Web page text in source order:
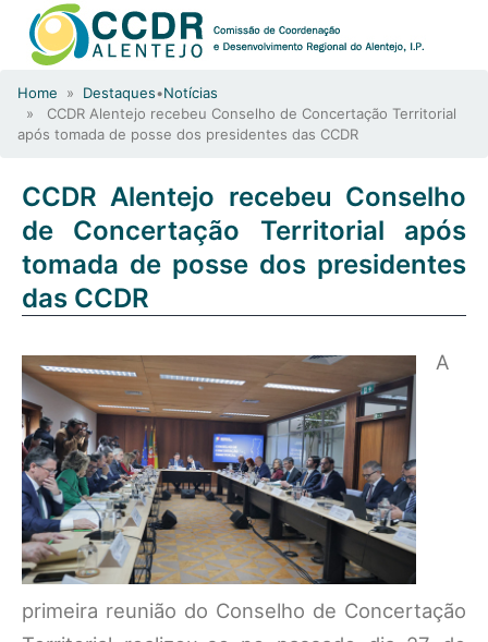
Home » Destaques•Notícias
» CCDR Alentejo recebeu Conselho de Concertação Territorial
após tomada de posse dos presidentes das CCDR
CCDR Alentejo recebeu Conselho
de Concertação Territorial após
tomada de posse dos presidentes
das CCDR
A
primeira reunião do Conselho de Concertação